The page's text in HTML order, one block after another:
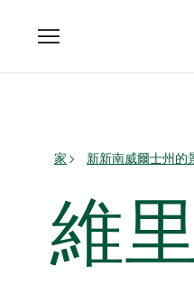
Toggle
navigation
家 新新南威爾士州的
維